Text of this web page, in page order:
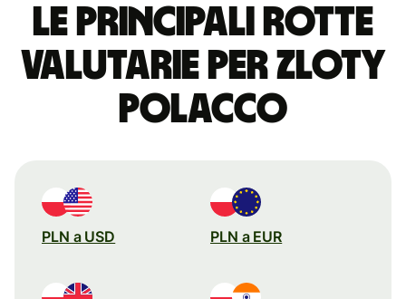
Le principali rotte
valutarie per zloty
polacco
PLN a USD PLN a EUR